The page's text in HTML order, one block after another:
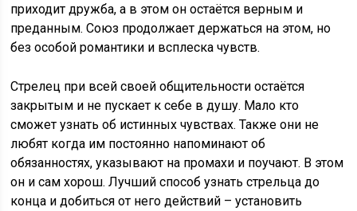
приходит дружба, а в этом он остаётся верным и
преданным. Союз продолжает держаться на этом, но
без особой романтики и всплеска чувств.
Стрелец при всей своей общительности остаётся
закрытым и не пускает к себе в душу. Мало кто
сможет узнать об истинных чувствах. Также они не
любят когда им постоянно напоминают об
обязанностях, указывают на промахи и поучают. В этом
он и сам хорош. Лучший способ узнать стрельца до
конца и добиться от него действий – установить